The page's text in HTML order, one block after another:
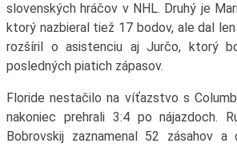
slovenských hráčov v NHL. Druhý je
ktorý nazbieral tiež 17 bodov, ale dal
rozšíril o asistenciu aj Jurčo, ktorý
posledných piatich zápasov.
Floride nestačilo na víťazstvo s
nakoniec prehrali 3:4 po nájazdoch.
Bobrovskij zaznamenal 52 zásahov